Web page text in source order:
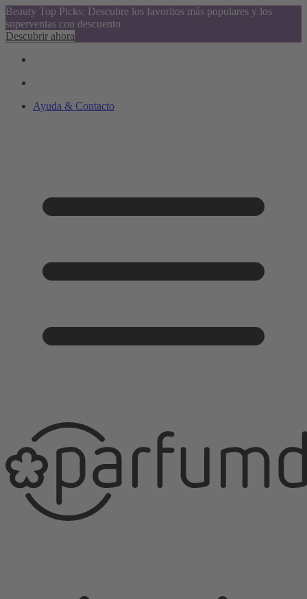
Beauty Top Picks: Descubre los favoritos más populares y los
superventas con descuento
Descubrir ahora
Ayuda & Contacto